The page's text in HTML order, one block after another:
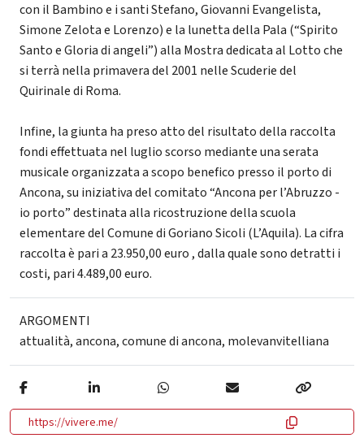
con il Bambino e i santi Stefano, Giovanni Evangelista,
Simone Zelota e Lorenzo) e la lunetta della Pala (“Spirito
Santo e Gloria di angeli”) alla Mostra dedicata al Lotto che
si terrà nella primavera del 2001 nelle Scuderie del
Quirinale di Roma.
Infine, la giunta ha preso atto del risultato della raccolta
fondi effettuata nel luglio scorso mediante una serata
musicale organizzata a scopo benefico presso il porto di
Ancona, su iniziativa del comitato “Ancona per l’Abruzzo -
io porto” destinata alla ricostruzione della scuola
elementare del Comune di Goriano Sicoli (L’Aquila). La cifra
raccolta è pari a 23.950,00 euro , dalla quale sono detratti i
costi, pari 4.489,00 euro.
ARGOMENTI
attualità,ancona,comune di ancona, molevanvitelliana
https://vivere.me/